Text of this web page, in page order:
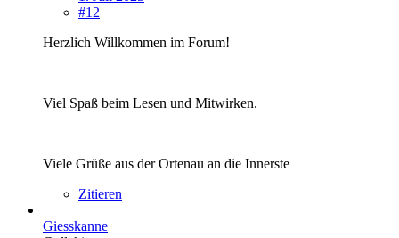
#12
Herzlich Willkommen im Forum!
Viel Spaß beim Lesen und Mitwirken.
Viele Grüße aus der Ortenau an die Innerste
Zitieren
Giesskanne